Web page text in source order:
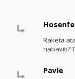
Raketa
nabaviti?
Pavle